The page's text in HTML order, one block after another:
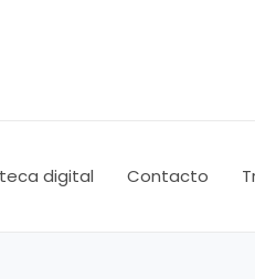
digital Contacto